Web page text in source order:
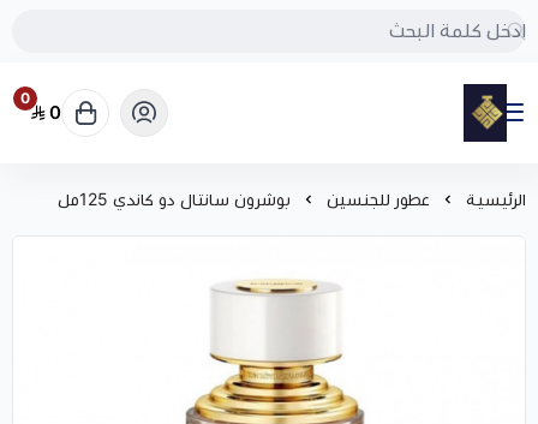
مود
0
0
الرئيسية عطور للجنسين بوشرون سانتال دو كاندي 125مل